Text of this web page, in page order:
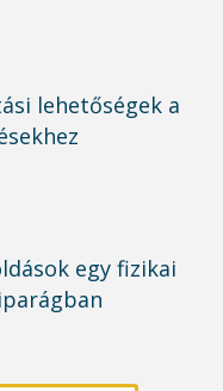
lehetőségek a
egy fizikai